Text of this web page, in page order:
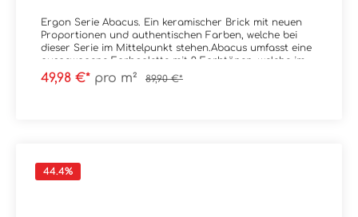
Ergon Serie Abacus. Ein keramischer Brick mit neuen
Proportionen und authentischen Farben, welche bei
dieser Serie im Mittelpunkt stehen.Abacus umfasst eine
ausgewogene Farbpalette mit 9 Farbtönen, welche im
Spektrum von sehr kräftig bis natürlich liegen.
Erhältlich ist die Serie im Format 7,5x20
49,98 €* pro m² 89,90 €*
44.4%